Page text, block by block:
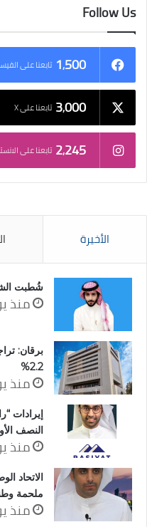
Follow Us
1٬500 تابعنا على
3٬000 تابعنا على X
2٬245 تابعنا على
الأخيرة
شُطبت
منذ
2.2%
منذ
النصف الأول
منذ
الاتحاد
ملحمة
منذ